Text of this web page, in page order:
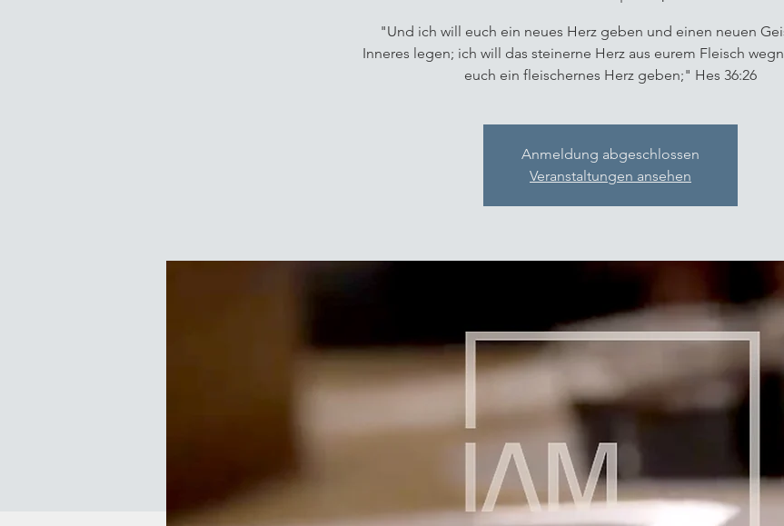
"Und ich will euch ein neues Herz geben und einen neuen
Inneres legen; ich will das steinerne Herz aus eurem Fleisch
euch ein fleischernes Herz geben;" Hes 36:26
Anmeldung abgeschlossen
Veranstaltungen ansehen